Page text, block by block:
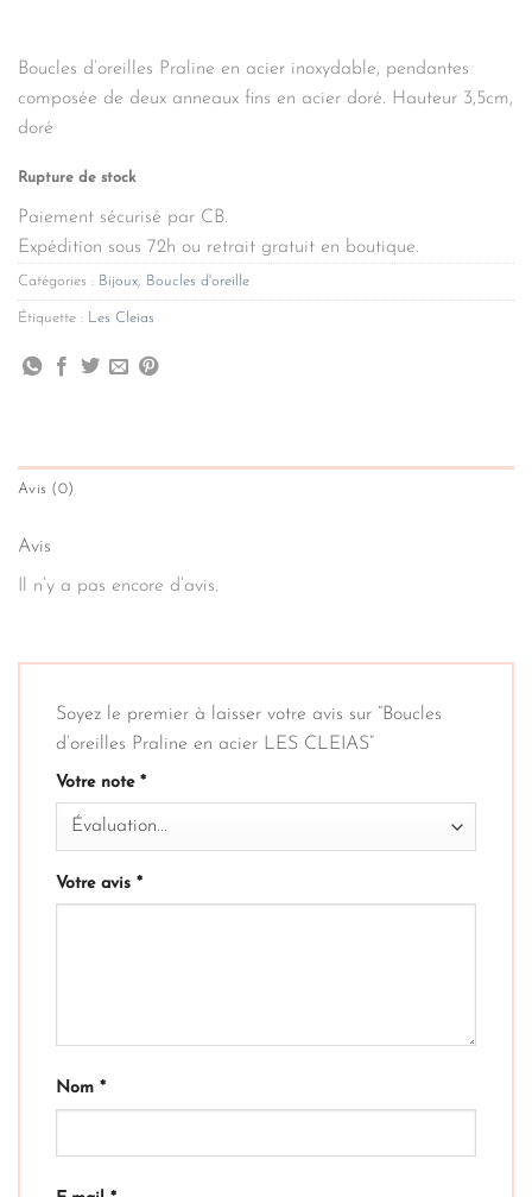
Boucles d’oreilles Praline en acier inoxydable, pendantes
composée de deux anneaux fins en acier doré. Hauteur 3,5cm,
doré
Rupture de stock
Paiement sécurisé par CB.
Expédition sous 72h ou retrait gratuit en boutique.
Catégories : Bijoux, Boucles d'oreille
Étiquette : Les Cleias
Avis (0)
Avis
Il n’y a pas encore d’avis.
Soyez le premier à laisser votre avis sur “Boucles
d’oreilles Praline en acier LES CLEIAS”
Votre note *
Votre avis *
Nom *